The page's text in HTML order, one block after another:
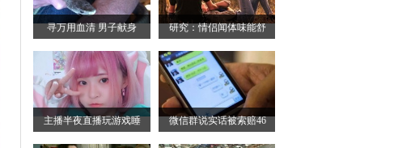
寻万用血清 男子献身 研究：情侣闻体味能舒
主播半夜直播玩游戏睡 微信群说实话被索赔46